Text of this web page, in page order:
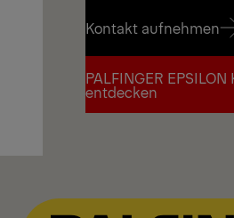
Kontakt aufnehmen
Kontakt aufnehmen
PALFINGER EPSILON
entdecken